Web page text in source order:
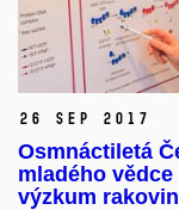
26 Sep 2017
Osmnáctiletá
mladého
výzkum